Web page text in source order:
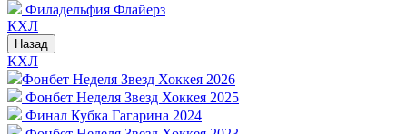
Филадельфия Флайерз
КХЛ
Назад
КХЛ
Фонбет Неделя Звезд Хоккея 2026
Фонбет Неделя Звезд Хоккея 2025
Финал Кубка Гагарина 2024